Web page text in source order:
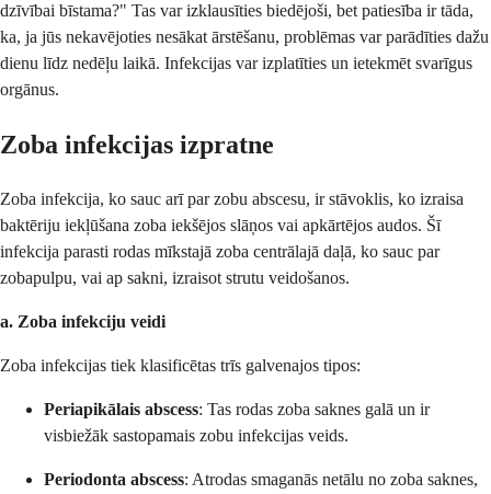
dzīvībai bīstama?" Tas var izklausīties biedējoši, bet patiesība ir tāda,
ka, ja jūs nekavējoties nesākat ārstēšanu, problēmas var parādīties dažu
dienu līdz nedēļu laikā. Infekcijas var izplatīties un ietekmēt svarīgus
orgānus.
Zoba infekcijas izpratne
Zoba infekcija, ko sauc arī par zobu abscesu, ir stāvoklis, ko izraisa
baktēriju iekļūšana zoba iekšējos slāņos vai apkārtējos audos. Šī
infekcija parasti rodas mīkstajā zoba centrālajā daļā, ko sauc par
zobapulpu, vai ap sakni, izraisot strutu veidošanos.
a. Zoba infekciju veidi
Zoba infekcijas tiek klasificētas trīs galvenajos tipos:
Periapikālais abscess: Tas rodas zoba saknes galā un ir
visbiežāk sastopamais zobu infekcijas veids.
Periodonta abscess: Atrodas smaganās netālu no zoba saknes,